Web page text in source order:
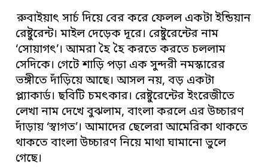
রুবাইয়াৎ সার্চ দিয়ে বের করে ফেলল একটা ইন্ডিয়ান
রেষ্টুরেন্ট। মাইল দেড়েক দূরে। রেষ্টুরেন্টের নাম
‘সোয়াগৎ’। আমরা হৈ হৈ করতে করতে চললাম
সেদিকে। গেটে শাড়ি পড়া এক সুন্দরী নমস্কারের
ভঙ্গীতে দাঁড়িয়ে আছে। আসল নয়, বড় একটা
প্ল্যাকার্ড। ছবিটি চমৎকার। রেষ্টুরেন্টের ইংরেজীতে
লেখা নাম দেখে বুঝলাম, বাংলা করলে এর উচ্চারণ
দাঁড়ায় ‘স্বাগত’। আমাদের ছেলেরা আমেরিকা থাকতে
থাকতে বাংলা উচ্চারণ নিয়ে মাথা ঘামানো ভুলে
গেছে।